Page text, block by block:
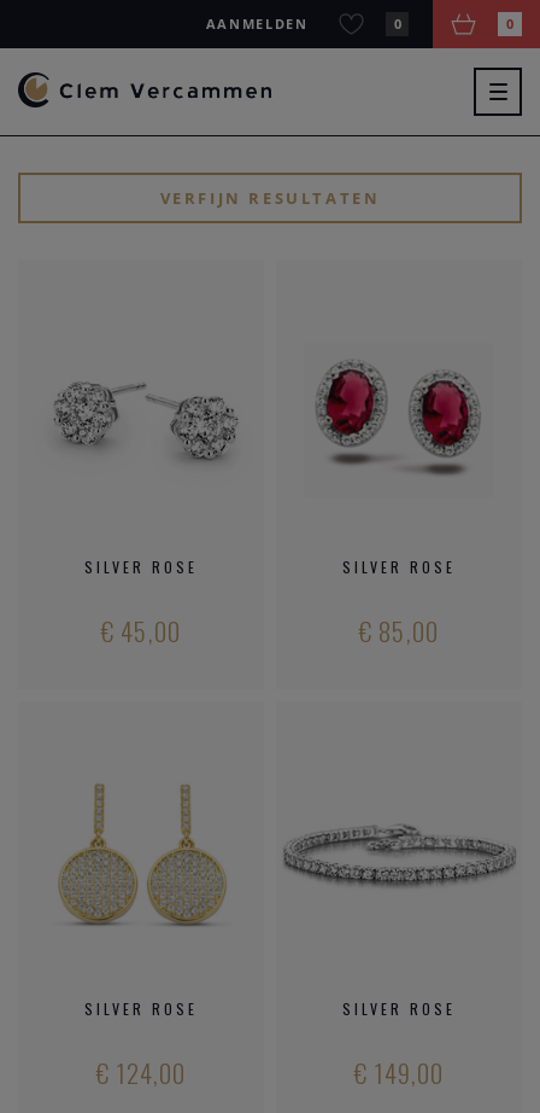
AANMELDEN 0 0
VERFIJN RESULTATEN
SILVER ROSE
€ 45,00
SILVER ROSE
€ 85,00
SILVER ROSE
€ 124,00
SILVER ROSE
€ 149,00